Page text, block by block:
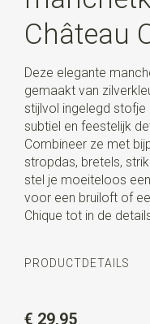
Château
Deze elegante
gemaakt van
stijlvol ingelegd stofje
subtiel en feestelijk
Combineer ze met
stropdas, bretels,
stel je moeiteloos
voor een bruiloft of
Chique tot in de
PRODUCTDETAILS
€ 29,95